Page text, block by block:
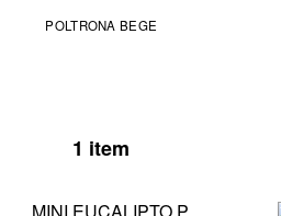
POLTRONA BEGE
1 item